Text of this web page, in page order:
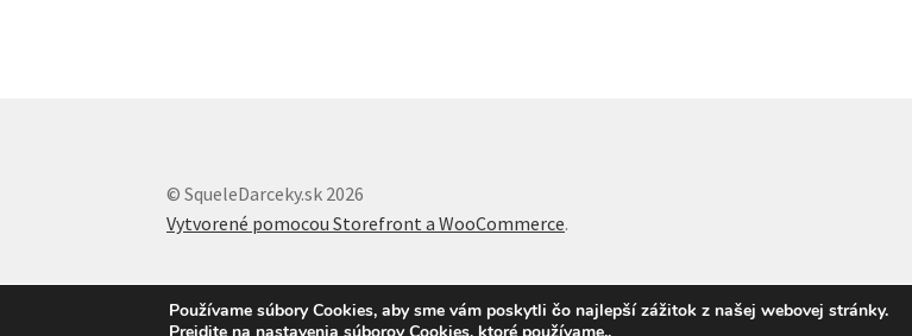
© SqueleDarceky.sk 2026
Vytvorené pomocou Storefront a WooCommerce.
Používame súbory Cookies, aby sme vám poskytli čo najlepší zážitok z našej webovej stránky.